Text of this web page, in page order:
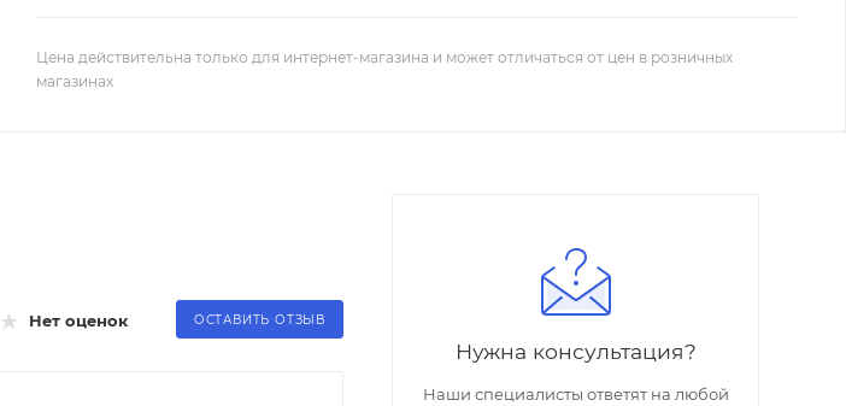
Цена действительна только для интернет-магазина и может отличаться от цен в розничных
магазинах
Нет оценок ОСТАВИТЬ ОТЗЫВ
Нужна консультация?
Наши специалисты ответят на любой